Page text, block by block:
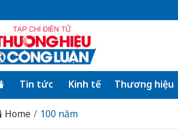
Tin tức Kinh tế Thương hiệu
Home 100 năm